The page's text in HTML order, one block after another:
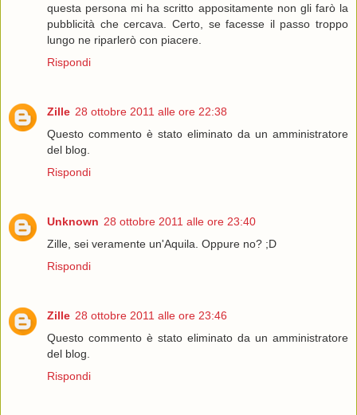
questa persona mi ha scritto appositamente non gli farò la
pubblicità che cercava. Certo, se facesse il passo troppo
lungo ne riparlerò con piacere.
Rispondi
Zille 28 ottobre 2011 alle ore 22:38
Questo commento è stato eliminato da un amministratore
del blog.
Rispondi
Unknown 28 ottobre 2011 alle ore 23:40
Zille, sei veramente un'Aquila. Oppure no? ;D
Rispondi
Zille 28 ottobre 2011 alle ore 23:46
Questo commento è stato eliminato da un amministratore
del blog.
Rispondi